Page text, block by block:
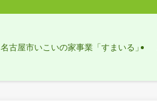
名古屋市いこいの家事業「すまいる」